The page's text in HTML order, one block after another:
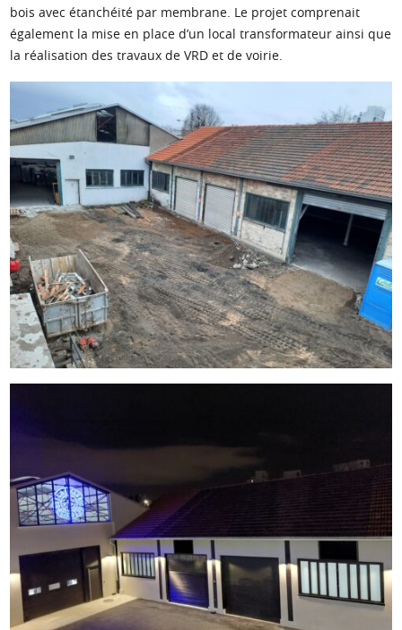
bois avec étanchéité par membrane. Le projet comprenait
également la mise en place d’un local transformateur ainsi que
la réalisation des travaux de VRD et de voirie.